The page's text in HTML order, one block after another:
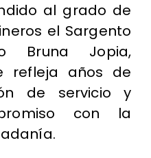
al grado de
el Sargento
Bruna Jopia,
refleja años de
de servicio y
con la